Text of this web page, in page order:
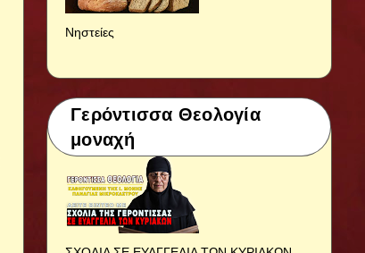
Νηστείες
Γερόντισσα Θεολογία
μοναχή